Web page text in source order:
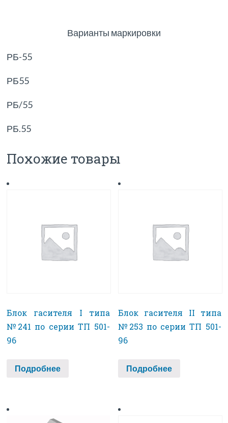
Варианты маркировки
РБ-55
РБ55
РБ/55
РБ.55
Похожие товары
Блок гасителя I типа
№241 по серии ТП 501-
96
Подробнее
Блок гасителя II типа
№253 по серии ТП 501-
96
Подробнее